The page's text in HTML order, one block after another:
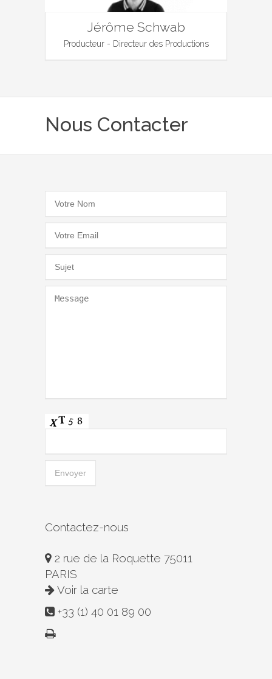
Jérôme Schwab
Producteur - Directeur des Productions
Nous Contacter
Contactez-nous
2 rue de la Roquette 75011
PARIS
Voir la carte
+33 (1) 40 01 89 00